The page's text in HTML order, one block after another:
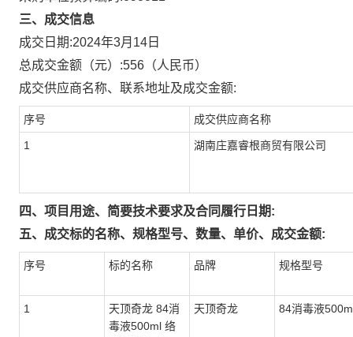
三、成交信息
成交日期:2024年3月14日
总成交金额（元）:556 （人民币）
成交供应商名称、联系地址及成交金额:
序号 成交供应商名称
1 湖南庄嘉睿根商贸有限公司
四、项目用途、简要技术要求及合同履行日期:
五、成交标的名称、规格型号、数量、单价、成交金额:
序号 标的名称 品牌 规格型号
1
天顶奇龙 84消
毒液500ml 络
天顶奇龙 84消毒液